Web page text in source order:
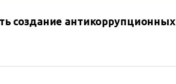
создание антикоррупционных